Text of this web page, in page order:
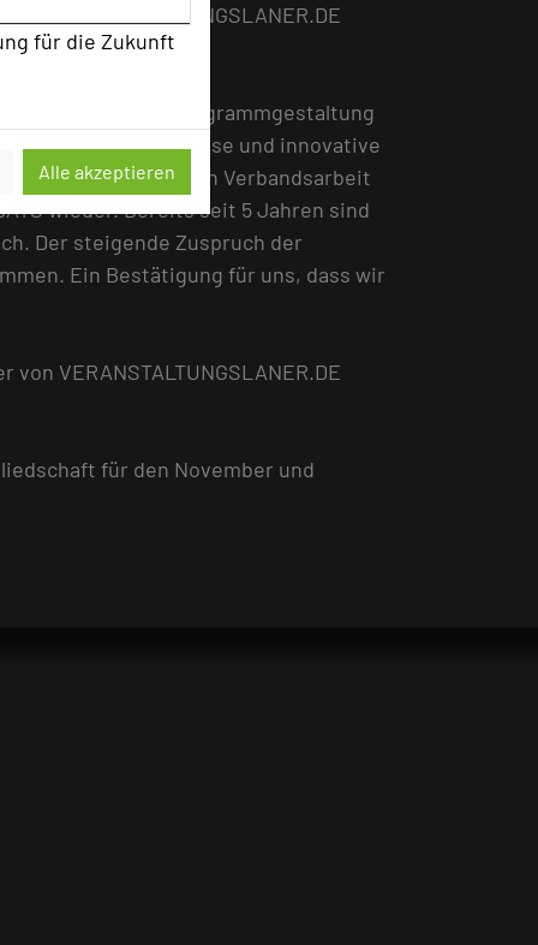
für die Zukunft
Alle akzeptieren
VERANSTALTUNGSLANER.DE
für die inhaltliche Programmgestaltung
neue wertvolle Impulse und innovative
nur in der täglichen Verbandsarbeit
wieder. Bereits seit 5 Jahren sind
Der steigende Zuspruch der
Ein Bestätigung für uns, dass wir
VERANSTALTUNGSLANER.DE
für den November und